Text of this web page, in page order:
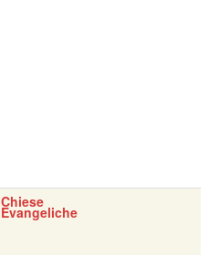
Chiese
Evangeliche